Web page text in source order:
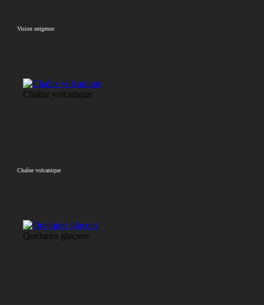
Vision neigeuse
Chaîne volcanique
Chaîne volcanique
Quelques glaçons